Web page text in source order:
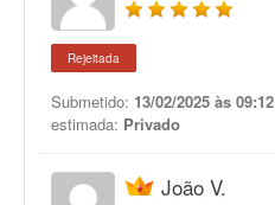
Rejeitada
Submetido: 13/02/2025 às 09:12
estimada: Privado
João V.